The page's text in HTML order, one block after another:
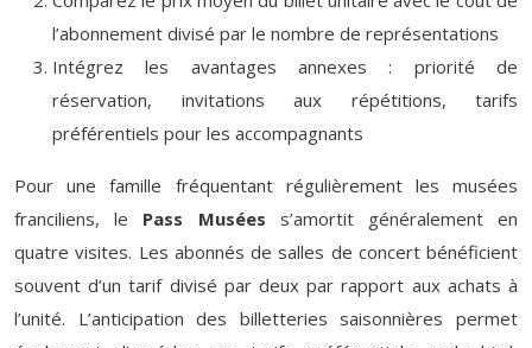
l’abonnement divisé par le nombre de représentations
Intégrez les avantages annexes : priorité de
réservation, invitations aux répétitions, tarifs
préférentiels pour les accompagnants
Pour une famille fréquentant régulièrement les musées
franciliens, le Pass Musées s’amortit généralement en
quatre visites. Les abonnés de salles de concert bénéficient
souvent d’un tarif divisé par deux par rapport aux achats à
l’unité. L’anticipation des billetteries saisonnières permet